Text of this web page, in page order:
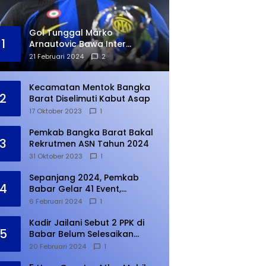
1
Gol Tunggal Marko
Arnautovic Bawa Inter
Ungguli Atletico Madrid
21 Februari 2024 2
2
Kecamatan Mentok Bangka
Barat Diselimuti Kabut Asap
17 Oktober 2023 1
3
Pemkab Bangka Barat Bakal
Rekrutmen ASN Tahun 2024
31 Oktober 2023 1
Sepanjang 2024, Pemkab
Babar Gelar 41 Event,
Meningkat dari Tahun Lalu
6 Februari 2024 1
Kadir Jailani Sebut 2 PPK di
Babar Belum Selesaikan
Rekapitulasi Penghitungan
20 Februari 2024 1